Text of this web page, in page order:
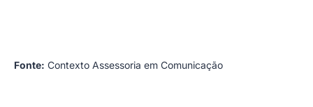
Fonte: Contexto Assessoria em Comunicação